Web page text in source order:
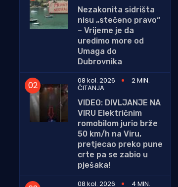
Nezakonita sidrišta
nisu „stečeno pravo“
– Vrijeme je da
uredimo more od
Umaga do
Dubrovnika
08 kol. 2026
2 MIN.
ČITANJA
VIDEO: DIVLJANJE NA
VIRU Električnim
romobilom jurio brže
50 km/h na Viru,
pretjecao preko pune
crte pa se zabio u
pješaka!
08 kol. 2026
4 MIN.